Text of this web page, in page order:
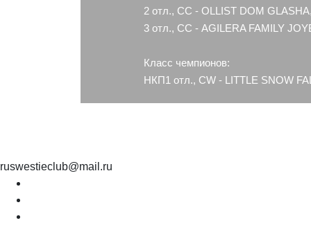
2 отл., СС - OLLIST DOM
3 отл., СС - AGILERA FAMILY
Класс чемпионов:
НКП1 отл., CW - LITTLE SNOW
ruswestieclub@mail.ru